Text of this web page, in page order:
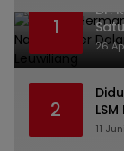
1
Dr.
26
2
11